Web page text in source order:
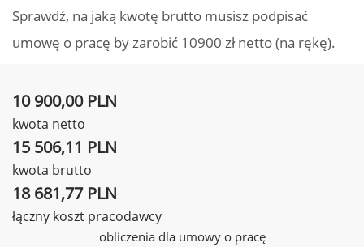
Sprawdź, na jaką kwotę brutto musisz podpisać
umowę o pracę by zarobić 10900 zł netto (na rękę).
10 900,00 PLN
kwota netto
15 506,11 PLN
kwota brutto
18 681,77 PLN
łączny koszt pracodawcy
obliczenia dla umowy o pracę